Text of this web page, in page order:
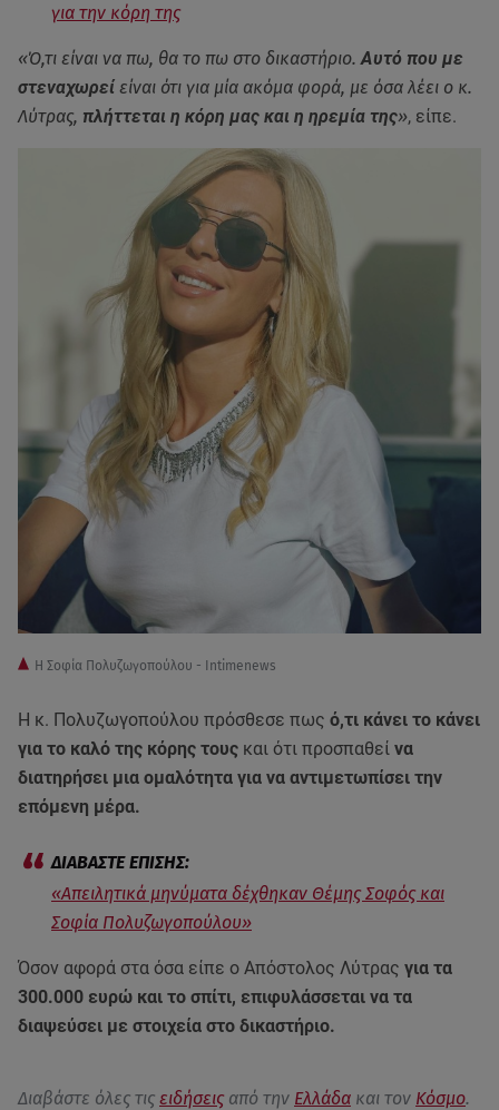
για την κόρη της
«Ό,τι είναι να πω, θα το πω στο δικαστήριο. Αυτό που με
στεναχωρεί είναι ότι για μία ακόμα φορά, με όσα λέει ο κ.
Λύτρας, πλήττεται η κόρη μας και η ηρεμία της», είπε.
Η Σοφία Πολυζωγοπούλου - Intimenews
Η κ. Πολυζωγοπούλου πρόσθεσε πως ό,τι κάνει το κάνει
για το καλό της κόρης τους και ότι προσπαθεί να
διατηρήσει μια ομαλότητα για να αντιμετωπίσει την
επόμενη μέρα.
«Απειλητικά μηνύματα δέχθηκαν Θέμης Σοφός και
Σοφία Πολυζωγοπούλου»
Όσον αφορά στα όσα είπε ο Απόστολος Λύτρας για τα
300.000 ευρώ και το σπίτι, επιφυλάσσεται να τα
διαψεύσει με στοιχεία στο δικαστήριο.
Διαβάστε όλες τις ειδήσεις από την Ελλάδα και τον Κόσμο.